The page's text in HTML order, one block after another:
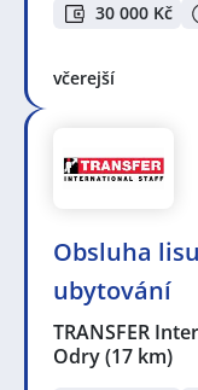
30 000 Kč
včerejší
Obsluha
ubytování
TRANSFER
Odry(17 km)